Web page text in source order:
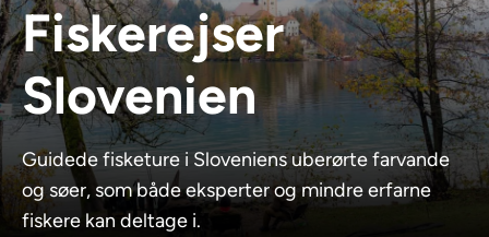
Fiskerejser
Slovenien
Guidede fisketure i Sloveniens uberørte farvande
og søer, som både eksperter og mindre erfarne
fiskere kan deltage i.